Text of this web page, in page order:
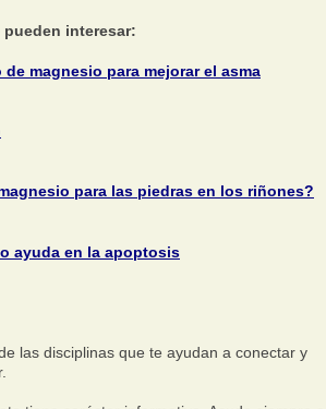
interesar:
magnesio para mejorar el asma
para las piedras en los riñones?
ayuda en la apoptosis
las disciplinas que te ayudan a conectar y